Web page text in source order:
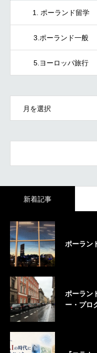
1. ポーランド留学
3.ポーランド一般
5.ヨーロッパ旅行
新着記事
ポーラン
ポーラン
ー・プロ